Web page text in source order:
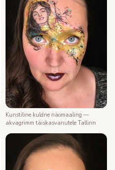
Kunstiline kuldne näomaaling —
akvagrimm täiskasvanutele Tallinn